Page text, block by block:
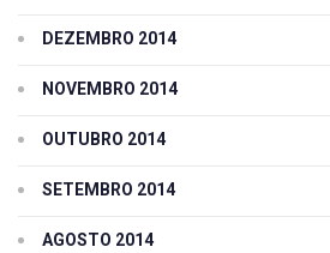
DEZEMBRO 2014
NOVEMBRO 2014
OUTUBRO 2014
SETEMBRO 2014
AGOSTO 2014